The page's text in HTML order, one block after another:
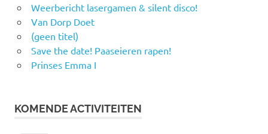
Weerbericht lasergamen & silent disco!
Van Dorp Doet
(geen titel)
Save the date! Paaseieren rapen!
Prinses Emma I
KOMENDE ACTIVITEITEN